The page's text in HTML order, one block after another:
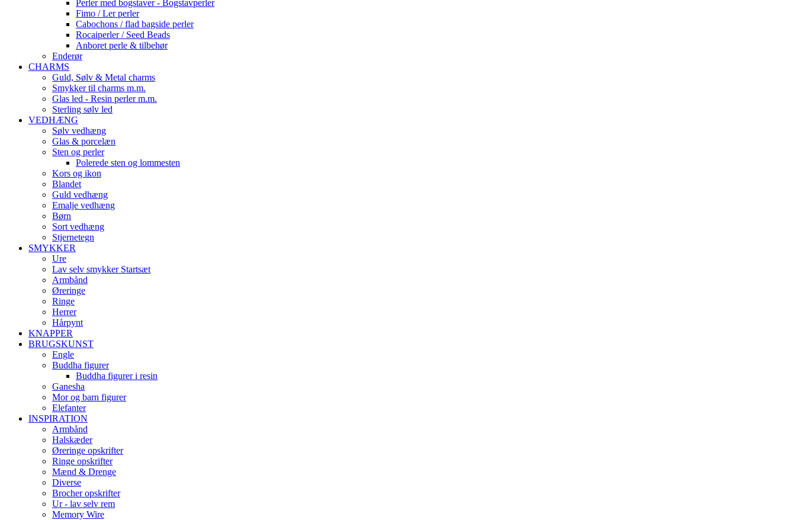
Perler med bogstaver - Bogstavperler
Fimo / Ler perler
Cabochons / flad bagside perler
Rocaiperler / Seed Beads
Anboret perle & tilbehør
Enderør
CHARMS
Guld, Sølv & Metal charms
Smykker til charms m.m.
Glas led - Resin perler m.m.
Sterling sølv led
VEDHÆNG
Sølv vedhæng
Glas & porcelæn
Sten og perler
Polerede sten og lommesten
Kors og ikon
Blandet
Guld vedhæng
Emalje vedhæng
Børn
Sort vedhæng
Stjernetegn
SMYKKER
Ure
Lav selv smykker Startsæt
Armbånd
Øreringe
Ringe
Herrer
Hårpynt
KNAPPER
BRUGSKUNST
Engle
Buddha figurer
Buddha figurer i resin
Ganesha
Mor og barn figurer
Elefanter
INSPIRATION
Armbånd
Halskæder
Øreringe opskrifter
Ringe opskrifter
Mænd & Drenge
Diverse
Brocher opskrifter
Ur - lav selv rem
Memory Wire